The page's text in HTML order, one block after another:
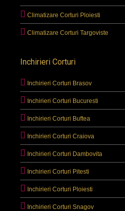
Climatizare Corturi Ploiesti
Climatizare Corturi Targoviste
Inchirieri Corturi
Inchirieri Corturi Brasov
Inchirieri Corturi Bucuresti
Inchirieri Corturi Buftea
Inchirieri Corturi Craiova
Inchirieri Corturi Dambovita
Inchirieri Corturi Pitesti
Inchirieri Corturi Ploiesti
Inchirieri Corturi Snagov